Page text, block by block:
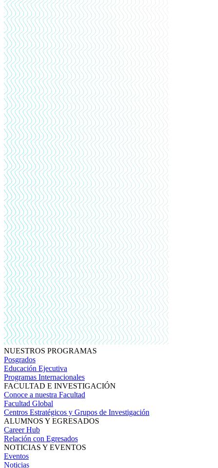
NUESTROS PROGRAMAS
Posgrados
Educación Ejecutiva
Programas Internacionales
FACULTAD E INVESTIGACIÓN
Conoce a nuestra Facultad
Facultad Global
Centros Estratégicos y Grupos de Investigación
ALUMNOS Y EGRESADOS
Career Hub
Relación con Egresados
NOTICIAS Y EVENTOS
Eventos
Noticias